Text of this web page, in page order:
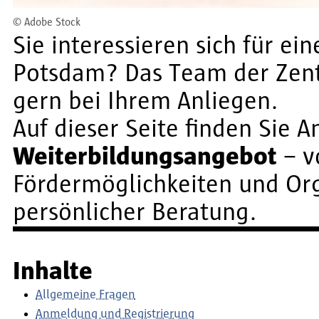
© Adobe Stock
Sie interessieren sich für
Potsdam? Das Team der
gern bei Ihrem Anliegen.
Auf dieser Seite finden Sie
Weiterbildungsangebot –
Fördermöglichkeiten und
persönlicher Beratung.
Inhalte
Allgemeine Fragen
Anmeldung und Registrierung